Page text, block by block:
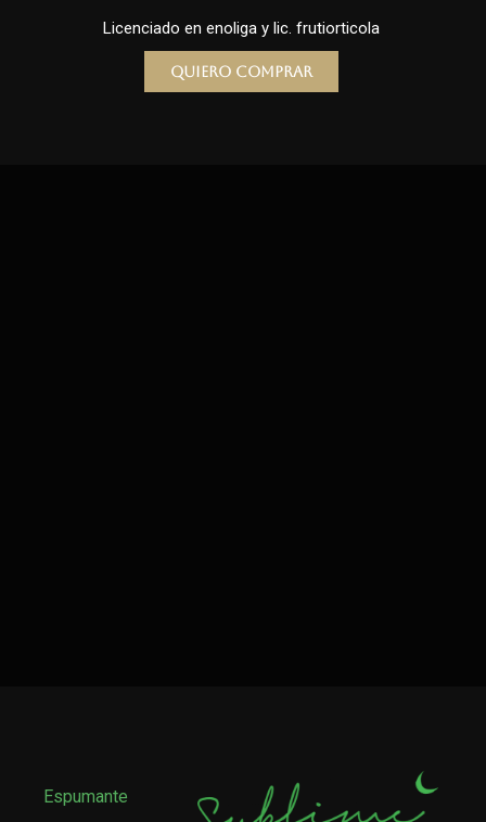
Licenciado en enoliga y lic. frutiorticola
Quiero comprar
Espumante